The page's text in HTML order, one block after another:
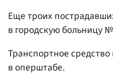
Еще троих
в городскую больницу
Транспортное
в оперштабе.